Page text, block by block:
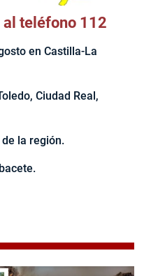
al teléfono 112
en Castilla-La
Ciudad Real,
la región.